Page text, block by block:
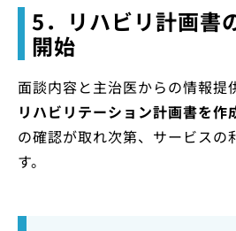
5．リハビリ計画書
開始
面談内容と主治医からの情報提
リハビリテーション計画書を作
の確認が取れ次第、サービスの
す。